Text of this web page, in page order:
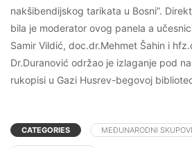
nakšibendijskog tarikata u Bosni”.
bila je moderator ovog panela a
Samir Vildić, doc.dr.Mehmet Šahin i
Dr.Duranović održao je izlaganje pod
rukopisi u Gazi Husrev-begovoj
CATEGORIES MEĐUNARODNI SKUPOVI